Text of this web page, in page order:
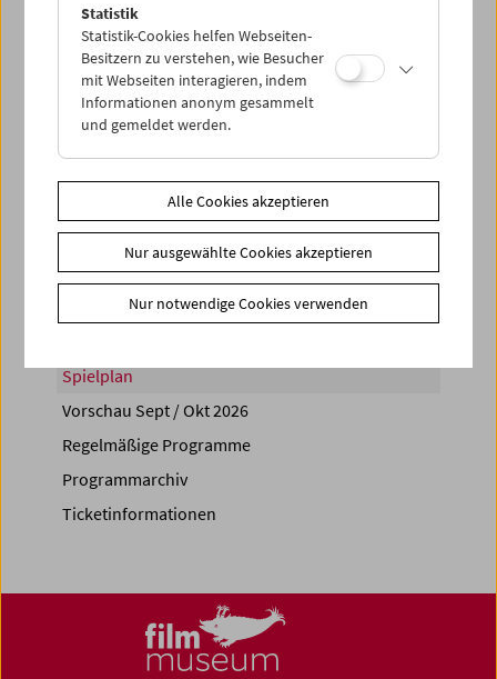
PROGRAMM ÜBERBLICK
Share on
Spielplan
Vorschau Sept / Okt 2026
Regelmäßige Programme
Programmarchiv
Ticketinformationen
Statistik
Statistik-Cookies helfen Webseiten-
Besitzern zu verstehen, wie Besucher
mit Webseiten interagieren, indem
Informationen anonym gesammelt
und gemeldet werden.
Alle Cookies akzeptieren
Nur ausgewählte Cookies akzeptieren
Nur notwendige Cookies verwenden